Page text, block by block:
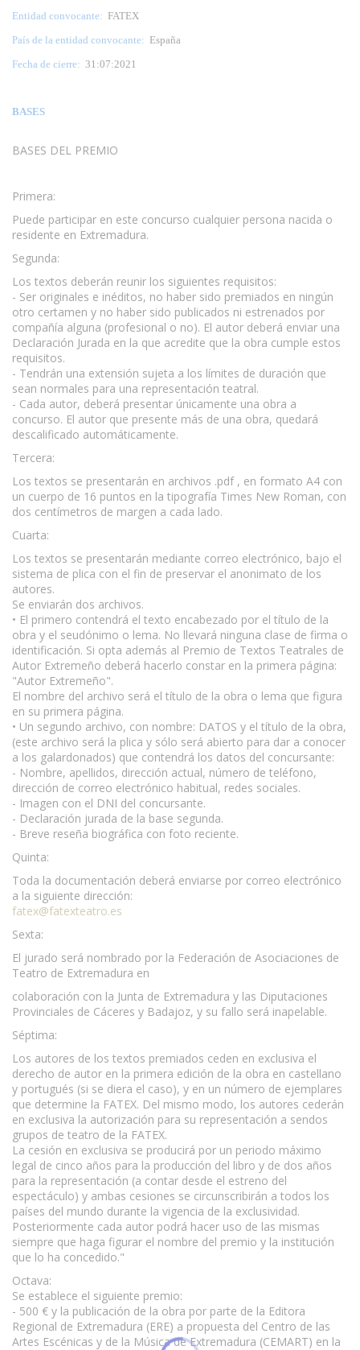
Entidad convocante: FATEX
País de la entidad convocante: España
Fecha de cierre: 31:07:2021
BASES
BASES DEL PREMIO
Primera:
Puede participar en este concurso cualquier persona nacida o
residente en Extremadura.
Segunda:
Los textos deberán reunir los siguientes requisitos:
- Ser originales e inéditos, no haber sido premiados en ningún
otro certamen y no haber sido publicados ni estrenados por
compañía alguna (profesional o no). El autor deberá enviar una
Declaración Jurada en la que acredite que la obra cumple estos
requisitos.
- Tendrán una extensión sujeta a los límites de duración que
sean normales para una representación teatral.
- Cada autor, deberá presentar únicamente una obra a
concurso. El autor que presente más de una obra, quedará
descalificado automáticamente.
Tercera:
Los textos se presentarán en archivos .pdf , en formato A4 con
un cuerpo de 16 puntos en la tipografía Times New Roman, con
dos centímetros de margen a cada lado.
Cuarta:
Los textos se presentarán mediante correo electrónico, bajo el
sistema de plica con el fin de preservar el anonimato de los
autores.
Se enviarán dos archivos.
• El primero contendrá el texto encabezado por el título de la
obra y el seudónimo o lema. No llevará ninguna clase de firma o
identificación. Si opta además al Premio de Textos Teatrales de
Autor Extremeño deberá hacerlo constar en la primera página:
"Autor Extremeño".
El nombre del archivo será el título de la obra o lema que figura
en su primera página.
• Un segundo archivo, con nombre: DATOS y el título de la obra,
(este archivo será la plica y sólo será abierto para dar a conocer
a los galardonados) que contendrá los datos del concursante:
- Nombre, apellidos, dirección actual, número de teléfono,
dirección de correo electrónico habitual, redes sociales.
- Imagen con el DNI del concursante.
- Declaración jurada de la base segunda.
- Breve reseña biográfica con foto reciente.
Quinta:
Toda la documentación deberá enviarse por correo electrónico
a la siguiente dirección:
fatex@fatexteatro.es
Sexta:
El jurado será nombrado por la Federación de Asociaciones de
Teatro de Extremadura en
colaboración con la Junta de Extremadura y las Diputaciones
Provinciales de Cáceres y Badajoz, y su fallo será inapelable.
Séptima:
Los autores de los textos premiados ceden en exclusiva el
derecho de autor en la primera edición de la obra en castellano
y portugués (si se diera el caso), y en un número de ejemplares
que determine la FATEX. Del mismo modo, los autores cederán
en exclusiva la autorización para su representación a sendos
grupos de teatro de la FATEX.
La cesión en exclusiva se producirá por un periodo máximo
legal de cinco años para la producción del libro y de dos años
para la representación (a contar desde el estreno del
espectáculo) y ambas cesiones se circunscribirán a todos los
países del mundo durante la vigencia de la exclusividad.
Posteriormente cada autor podrá hacer uso de las mismas
siempre que haga figurar el nombre del premio y la institución
que lo ha concedido."
Octava:
Se establece el siguiente premio:
- 500 € y la publicación de la obra por parte de la Editora
Regional de Extremadura (ERE) a propuesta del Centro de las
Artes Escénicas y de la Música de Extremadura (CEMART) en la